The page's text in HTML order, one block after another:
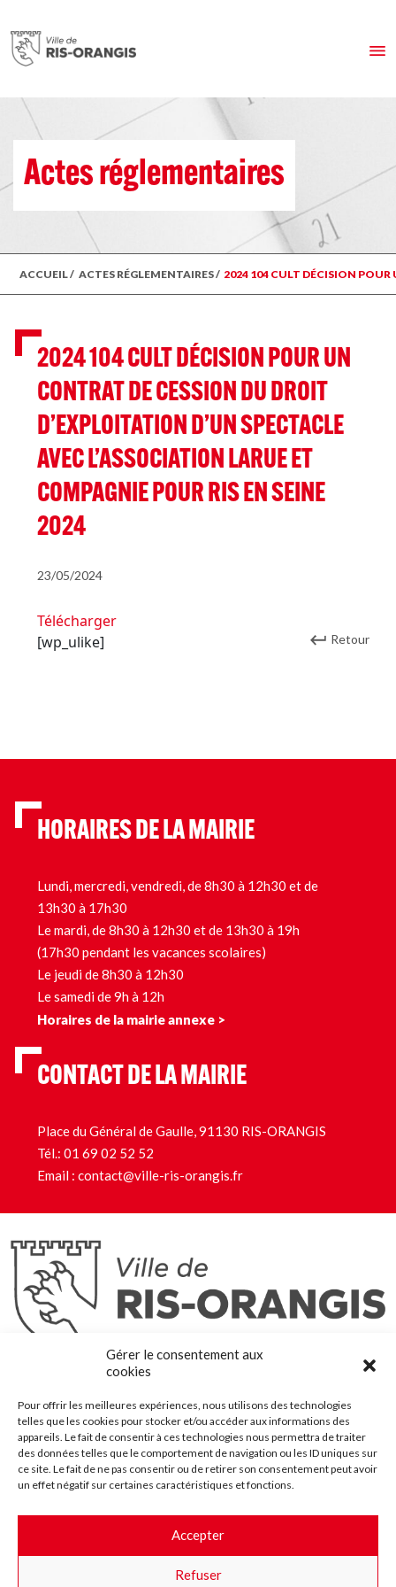
Gérer le consentement aux
cookies
Pour offrir les meilleures expériences, nous utilisons des technologies
telles que les cookies pour stocker et/ou accéder aux informations des
appareils. Le fait de consentir à ces technologies nous permettra de traiter
des données telles que le comportement de navigation ou les ID uniques sur
ce site. Le fait de ne pas consentir ou de retirer son consentement peut avoir
un effet négatif sur certaines caractéristiques et fonctions.
Accepter
Refuser
Actes réglementaires
ACCUEIL/ ACTES RÉGLEMENTAIRES/ 2024 104 CULT DÉCISION POUR
2024 104 CULT DÉCISION POUR UN
CONTRAT DE CESSION DU DROIT
D’EXPLOITATION D’UN SPECTACLE
AVEC L’ASSOCIATION LARUE ET
COMPAGNIE POUR RIS EN SEINE
2024
23/05/2024
Télécharger
[wp_ulike]
Retour
HORAIRES DE LA MAIRIE
Lundi, mercredi, vendredi, de 8h30 à 12h30 et de
13h30 à 17h30
Le mardi, de 8h30 à 12h30 et de 13h30 à 19h
(17h30 pendant les vacances scolaires)
Le jeudi de 8h30 à 12h30
Le samedi de 9h à 12h
Horaires de la mairie annexe >
CONTACT DE LA MAIRIE
Place du Général de Gaulle, 91130 RIS-ORANGIS
Tél.: 01 69 02 52 52
Email : contact@ville-ris-orangis.fr
Ris-Orangis
@2022 — Tous droits réservés
Plan du site
Contact
Accessibilité
Crédits
Les marchés publics
Suggestions & Améliorations